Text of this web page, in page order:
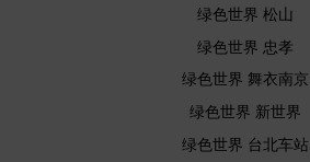
绿色世界 松山
绿色世界 忠孝
绿色世界 舞衣南京
绿色世界 新世界
绿色世界 台北车站